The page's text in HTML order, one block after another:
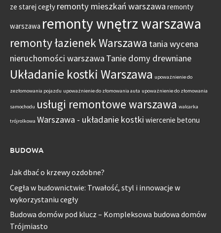
ze starej cegły remonty mieszkań warszawa remonty
warszawa remonty wnętrz warszawa
remonty łazienek Warszawa tania wycena
nieruchomości warszawa Tanie domy drewniane
Układanie kostki Warszawa upoważnienie do
zezłomowania pojazdu upoważnienie do złomowania auta upoważnienie do złomowania
samochodu usługi remontowe warszawa walcarka
trójrolkowa Warszawa - układanie kostki wiercenie betonu
BUDOWA
Jak dbać o krzewy ozdobne?
Cegła w budownictwie: Trwałość, styl i innowacje w
wykorzystaniu cegły
Budowa domów pod klucz – Kompleksowa budowa domów
Trójmiasto